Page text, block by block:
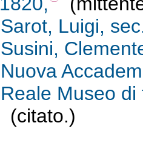
Sarot, Luigi,
Susini,
Nuova
Reale Museo
(citato.)